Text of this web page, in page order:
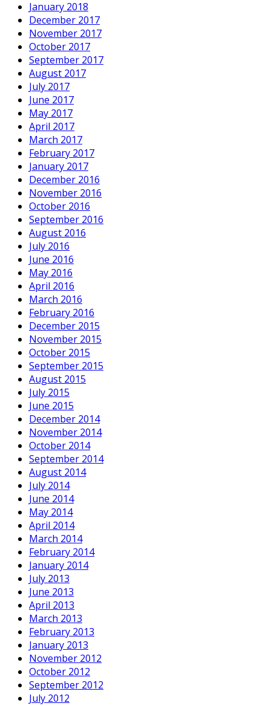
January 2018
December 2017
November 2017
October 2017
September 2017
August 2017
July 2017
June 2017
May 2017
April 2017
March 2017
February 2017
January 2017
December 2016
November 2016
October 2016
September 2016
August 2016
July 2016
June 2016
May 2016
April 2016
March 2016
February 2016
December 2015
November 2015
October 2015
September 2015
August 2015
July 2015
June 2015
December 2014
November 2014
October 2014
September 2014
August 2014
July 2014
June 2014
May 2014
April 2014
March 2014
February 2014
January 2014
July 2013
June 2013
April 2013
March 2013
February 2013
January 2013
November 2012
October 2012
September 2012
July 2012